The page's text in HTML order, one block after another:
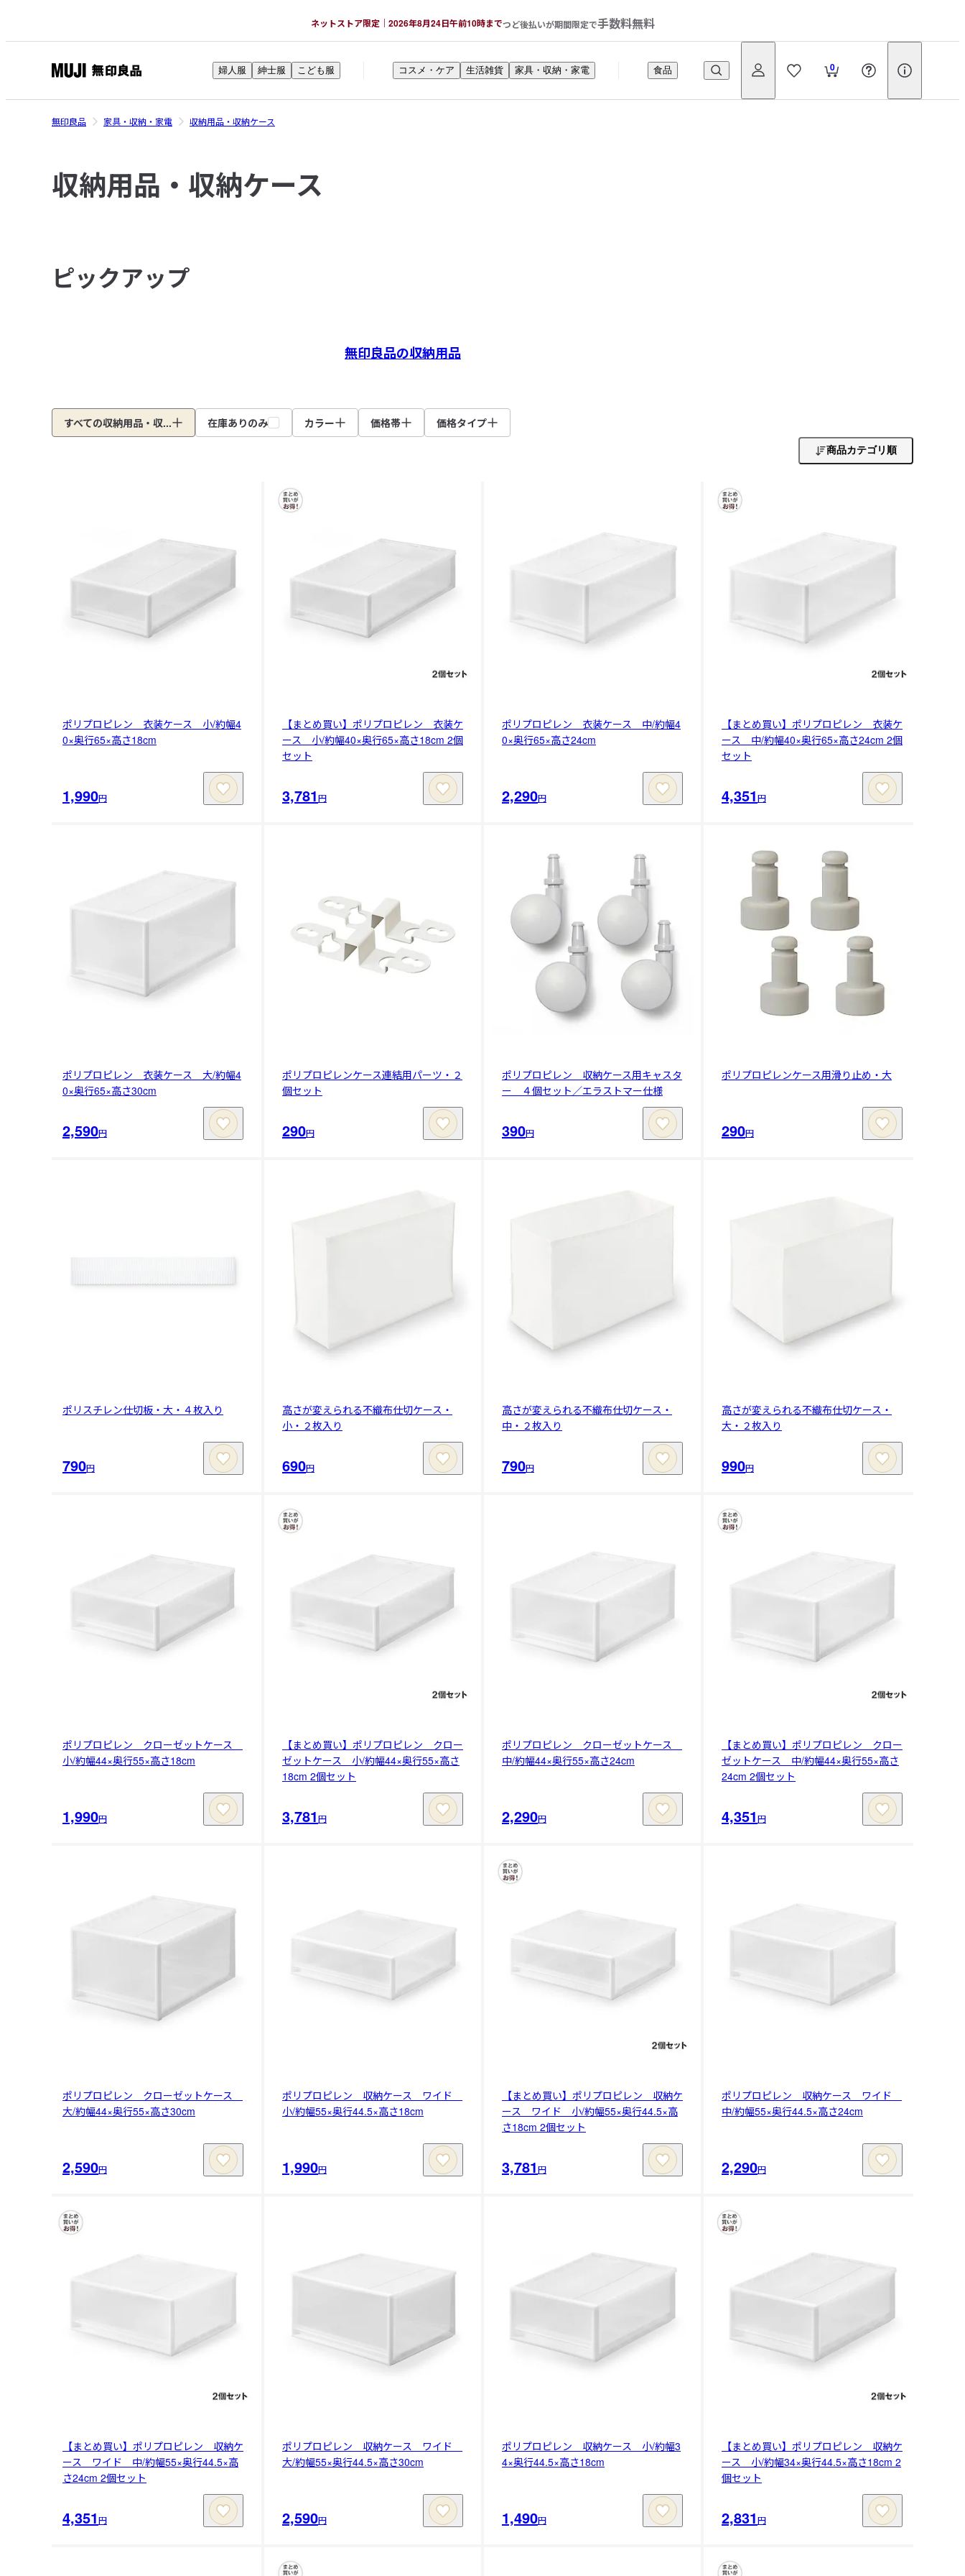
ネットストア限定｜2026年8月24日午前10時までつど後払いが期間限定で手数料無料
印
良
ッ
ト
0
婦人服 紳士服 こども服 コスメ・ケア 生活雑貨 家具・収納・家電 食品
無印良品 家具・収納・家電 収納用品・収納ケース
収納用品・収納ケース
ピックアップ
無印良品の収納用品
すべての収納用品・収... 在庫ありのみ カラー 価格帯 価格タイプ
商品カテゴリ順
ポリプロピレン 衣装ケース 小/約幅4
0×奥行65×高さ18cm
1,990円
【まとめ買い】ポリプロピレン 衣装ケ
ース 小/約幅40×奥行65×高さ18cm 2個
セット
3,781円
ポリプロピレン 衣装ケース 中/約幅4
0×奥行65×高さ24cm
2,290円
【まとめ買い】ポリプロピレン 衣装ケ
ース 中/約幅40×奥行65×高さ24cm 2個
セット
4,351円
ポリプロピレン 衣装ケース 大/約幅4
0×奥行65×高さ30cm
2,590円
ポリプロピレンケース連結用パーツ・２
個セット
290円
ポリプロピレン 収納ケース用キャスタ
ー ４個セット／エラストマー仕様
390円
ポリプロピレンケース用滑り止め・大
290円
ポリスチレン仕切板・大・４枚入り
790円
高さが変えられる不織布仕切ケース・
小・２枚入り
690円
高さが変えられる不織布仕切ケース・
中・２枚入り
790円
高さが変えられる不織布仕切ケース・
大・２枚入り
990円
ポリプロピレン クローゼットケース
小/約幅44×奥行55×高さ18cm
1,990円
【まとめ買い】ポリプロピレン クロー
ゼットケース 小/約幅44×奥行55×高さ
18cm 2個セット
3,781円
ポリプロピレン クローゼットケース
中/約幅44×奥行55×高さ24cm
2,290円
【まとめ買い】ポリプロピレン クロー
ゼットケース 中/約幅44×奥行55×高さ
24cm 2個セット
4,351円
ポリプロピレン クローゼットケース
大/約幅44×奥行55×高さ30cm
2,590円
ポリプロピレン 収納ケース ワイド
小/約幅55×奥行44.5×高さ18cm
1,990円
【まとめ買い】ポリプロピレン 収納ケ
ース ワイド 小/約幅55×奥行44.5×高
さ18cm 2個セット
3,781円
ポリプロピレン 収納ケース ワイド
中/約幅55×奥行44.5×高さ24cm
2,290円
【まとめ買い】ポリプロピレン 収納ケ
ース ワイド 中/約幅55×奥行44.5×高
さ24cm 2個セット
4,351円
ポリプロピレン 収納ケース ワイド
大/約幅55×奥行44.5×高さ30cm
2,590円
ポリプロピレン 収納ケース 小/約幅3
4×奥行44.5×高さ18cm
1,490円
【まとめ買い】ポリプロピレン 収納ケ
ース 小/約幅34×奥行44.5×高さ18cm 2
個セット
2,831円